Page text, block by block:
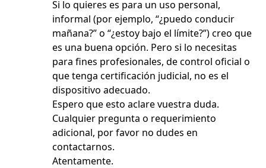
Si lo quieres es para un uso personal,
informal (por ejemplo, “¿puedo conducir
mañana?” o “¿estoy bajo el límite?”) creo que
es una buena opción. Pero si lo necesitas
para fines profesionales, de control oficial o
que tenga certificación judicial, no es el
dispositivo adecuado.
Espero que esto aclare vuestra duda.
Cualquier pregunta o requerimiento
adicional, por favor no dudes en
contactarnos.
Atentamente.